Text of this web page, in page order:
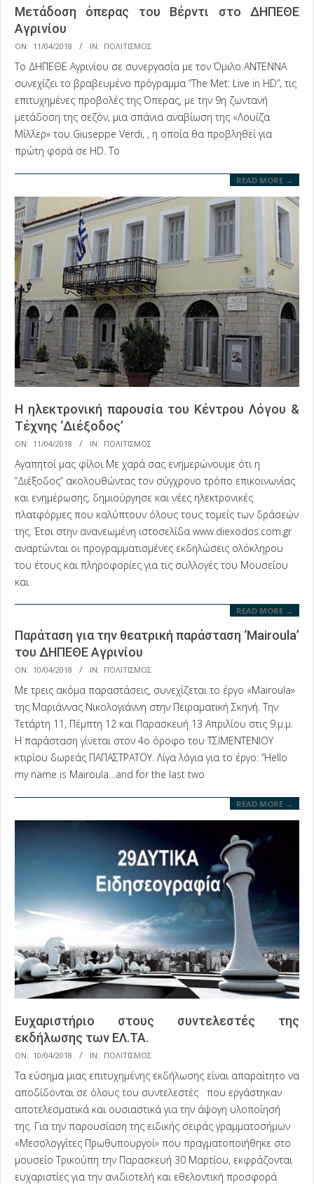
Μετάδοση όπερας του Βέρντι στο ΔΗΠΕΘΕ
Αγρινίου
2018-
04-
11
ON: 11/04/2018 IN: ΠΟΛΙΤΙΣΜΟΣ
Το ΔΗΠΕΘΕ Αγρινίου σε συνεργασία με τον Όμιλο ΑΝΤΕΝΝΑ
συνεχίζει το βραβευμένο πρόγραμμα “The Met: Live in HD”, τις
επιτυχημένες προβολές της Όπερας, με την 9η ζωντανή
μετάδοση της σεζόν, μια σπάνια αναβίωση της «Λουίζα
Μίλλερ» του Giuseppe Verdi, , η οποία θα προβληθεί για
πρώτη φορά σε HD. Το
READ MORE →
Η ηλεκτρονική παρουσία του Κέντρου Λόγου &
Τέχνης ‘Διέξοδος’
2018-
04-
11
ON: 11/04/2018 IN: ΠΟΛΙΤΙΣΜΟΣ
Αγαπητοί μας φίλοι Με χαρά σας ενημερώνουμε ότι η
“Διέξοδος” ακολουθώντας τον σύγχρονο τρόπο επικοινωνίας
και ενημέρωσης, δημιούργησε και νέες ηλεκτρονικές
πλατφόρμες που καλύπτουν όλους τους τομείς των δράσεών
της. Έτσι στην ανανεωμένη ιστοσελίδα www.diexodos.com.gr
αναρτώνται οι προγραμματισμένες εκδηλώσεις ολόκληρου
του έτους και πληροφορίες για τις συλλογές του Μουσείου
και
READ MORE →
Παράταση για την θεατρική παράσταση ‘Mairoula’
του ΔΗΠΕΘΕ Αγρινίου
2018-
04-
10
ON: 10/04/2018 IN: ΠΟΛΙΤΙΣΜΟΣ
Με τρεις ακόμα παραστάσεις, συνεχίζεται το έργο «Mairoula»
της Μαριάννας Νικολογιάννη στην Πειραματική Σκηνή. Την
Τετάρτη 11, Πέμπτη 12 και Παρασκευή 13 Απριλίου στις 9.μ.μ.
Η παράσταση γίνεται στον 4ο όροφο του ΤΣΙΜΕΝΤΕΝΙΟΥ
κτιρίου δωρεάς ΠΑΠΑΣΤΡΑΤΟΥ. Λίγα λόγια για το έργο: ”Hello
my name is Mairoula…and for the last two
READ MORE →
Ευχαριστήριο στους συντελεστές της
εκδήλωσης των ΕΛ.ΤΑ.
2018-
04-
10
ON: 10/04/2018 IN: ΠΟΛΙΤΙΣΜΟΣ
Τα εύσημα μιας επιτυχημένης εκδήλωσης είναι απαραίτητο να
αποδίδονται σε όλους του συντελεστές που εργάστηκαν
αποτελεσματικά και ουσιαστικά για την άψογη υλοποίησή
της. Για την παρουσίαση της ειδικής σειράς γραμματοσήμων
«Μεσολογγίτες Πρωθυπουργοί» που πραγματοποιήθηκε στο
μουσείο Τρικούπη την Παρασκευή 30 Μαρτίου, εκφράζονται
ευχαριστίες για την ανιδιοτελή και εθελοντική προσφορά